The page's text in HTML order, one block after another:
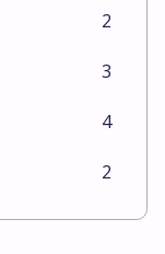
2
3
4
2